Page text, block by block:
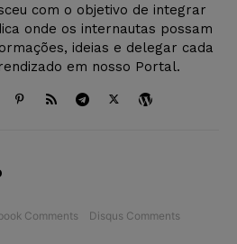
com o objetivo de integrar
onde os internautas possam
ideias e delegar cada
em nosso Portal.
Comments Disqus Comments